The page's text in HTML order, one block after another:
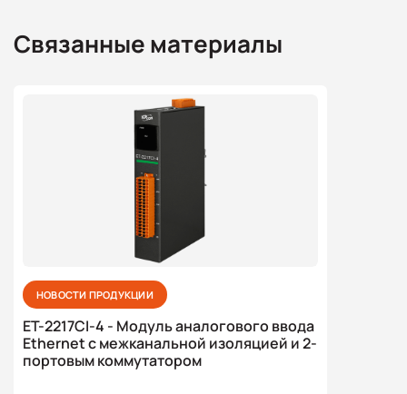
Связанные материалы
НОВОСТИ ПРОДУКЦИИ
ET-2217CI-4 - Модуль аналогового ввода
Ethernet с межканальной изоляцией и 2-
портовым коммутатором